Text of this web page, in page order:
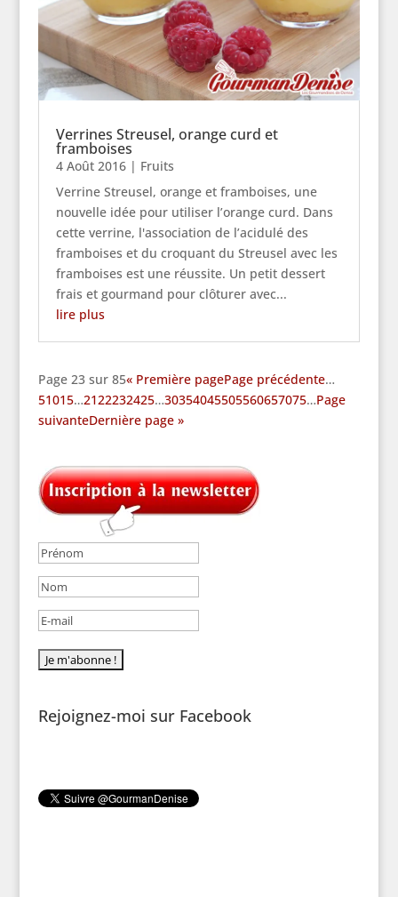
Verrines Streusel, orange curd et
framboises
4 Août 2016| Fruits
Verrine Streusel, orange et framboises, une
nouvelle idée pour utiliser l’orange curd. Dans
cette verrine, l'association de l’acidulé des
framboises et du croquant du Streusel avec les
framboises est une réussite. Un petit dessert
frais et gourmand pour clôturer avec...
lire plus
Page 23 sur 85« Première pagePage précédente…
51015…2122232425…30354045505560657075…Page
suivanteDernière page »
Rejoignez-moi sur Facebook